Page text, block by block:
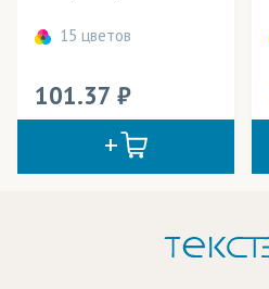
15 цветов
101.37